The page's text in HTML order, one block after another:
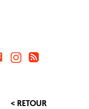
< RETOUR